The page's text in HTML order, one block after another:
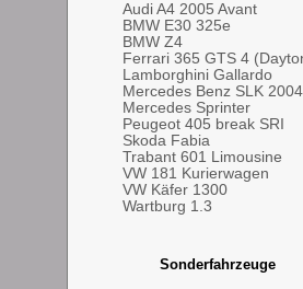
Audi A4 2005 Avant
BMW E30 325e
BMW Z4
Ferrari 365 GTS 4
Lamborghini Gallardo
Mercedes Benz SLK
Mercedes Sprinter
Peugeot 405 break SRI
Skoda Fabia
Trabant 601 Limousine
VW 181 Kurierwagen
VW Käfer 1300
Wartburg 1.3
Sonderfahrzeuge